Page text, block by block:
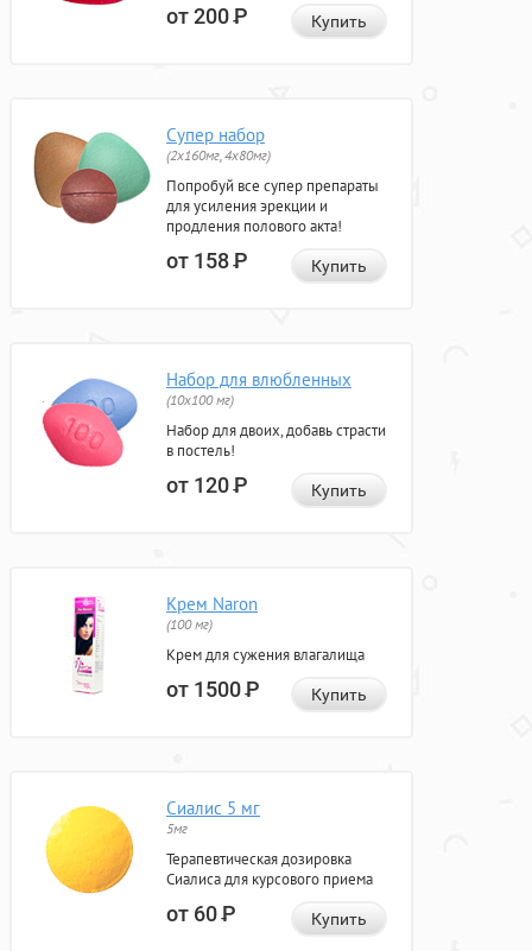
от 200Р Купить
Супер набор
(2х160мг, 4х80мг)
Попробуй все супер препараты
для усиления эрекции и
продления полового акта!
от 158Р Купить
Набор для влюбленных
(10х100 мг)
Набор для двоих, добавь страсти
в постель!
от 120Р Купить
Крем Naron
(100 мг)
Крем для сужения влагалища
от 1500Р Купить
Сиалис 5 мг
5мг
Терапевтическая дозировка
Сиалиса для курсового приема
от 60Р Купить